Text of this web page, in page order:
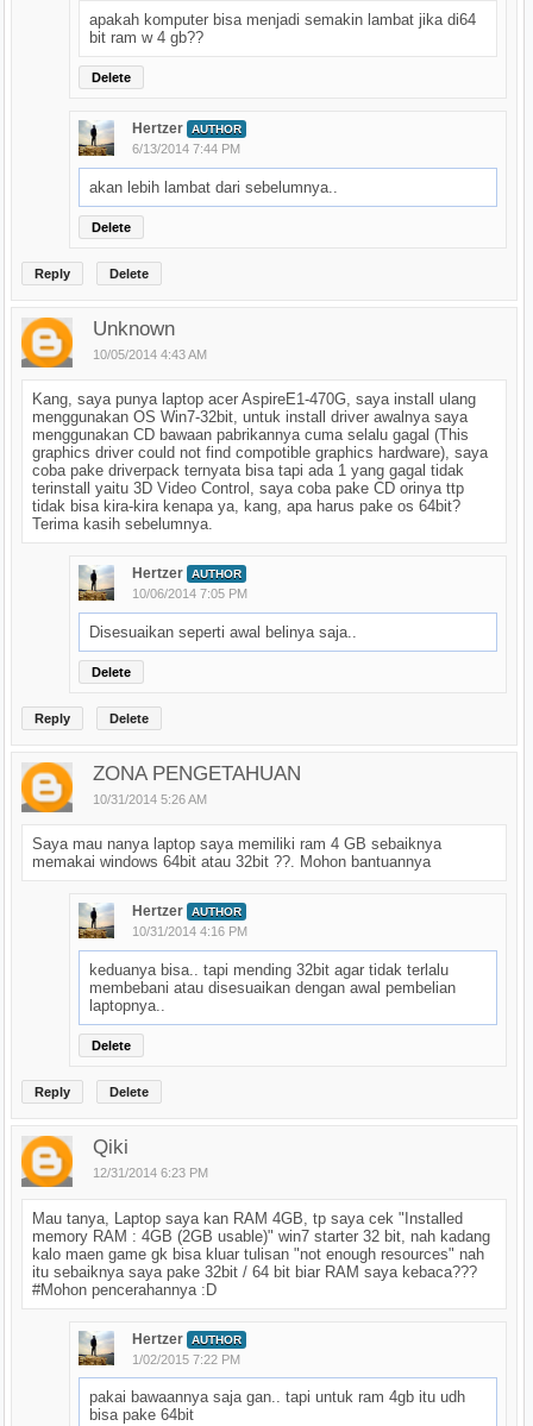
apakah komputer bisa menjadi semakin lambat jika di64
bit ram w 4 gb??
Delete
Hertzer AUTHOR
6/13/2014 7:44 PM
akan lebih lambat dari sebelumnya..
Delete
Reply Delete
Unknown
10/05/2014 4:43 AM
Kang, saya punya laptop acer AspireE1-470G, saya install ulang
menggunakan OS Win7-32bit, untuk install driver awalnya saya
menggunakan CD bawaan pabrikannya cuma selalu gagal (This
graphics driver could not find compotible graphics hardware), saya
coba pake driverpack ternyata bisa tapi ada 1 yang gagal tidak
terinstall yaitu 3D Video Control, saya coba pake CD orinya ttp
tidak bisa kira-kira kenapa ya, kang, apa harus pake os 64bit?
Terima kasih sebelumnya.
Hertzer AUTHOR
10/06/2014 7:05 PM
Disesuaikan seperti awal belinya saja..
Delete
Reply Delete
ZONA PENGETAHUAN
10/31/2014 5:26 AM
Saya mau nanya laptop saya memiliki ram 4 GB sebaiknya
memakai windows 64bit atau 32bit ??. Mohon bantuannya
Hertzer AUTHOR
10/31/2014 4:16 PM
keduanya bisa.. tapi mending 32bit agar tidak terlalu
membebani atau disesuaikan dengan awal pembelian
laptopnya..
Delete
Reply Delete
Qiki
12/31/2014 6:23 PM
Mau tanya, Laptop saya kan RAM 4GB, tp saya cek "Installed
memory RAM : 4GB (2GB usable)" win7 starter 32 bit, nah kadang
kalo maen game gk bisa kluar tulisan "not enough resources" nah
itu sebaiknya saya pake 32bit / 64 bit biar RAM saya kebaca???
#Mohon pencerahannya :D
Hertzer AUTHOR
1/02/2015 7:22 PM
pakai bawaannya saja gan.. tapi untuk ram 4gb itu udh
bisa pake 64bit